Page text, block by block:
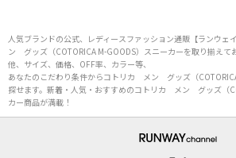
人気ブランドの公式、レディースファッション通販【ランウ
ン グッズ（COTORICA M-GOODS）スニーカーを取り揃えて
他、サイズ、価格、OFF率、カラー等、
あなたのこだわり条件からコトリカ メン グッズ（
探せます。新着・人気・おすすめのコトリカ メン グッズ（
カー商品が満載！